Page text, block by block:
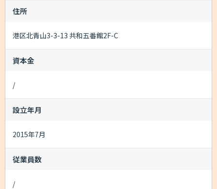
住所
港区北青山3-3-13 共和五番館2F-C
資本金
/
設立年月
2015年7月
従業員数
/